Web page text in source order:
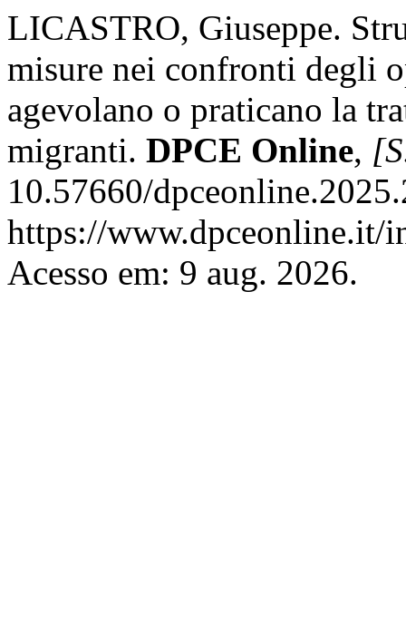
LICASTRO, Giuseppe.
misure nei confronti degli
agevolano o praticano la
migranti. DPCE Online,
10.57660/
https://www.dpceonline.it/
Acesso em: 9 aug. 2026.